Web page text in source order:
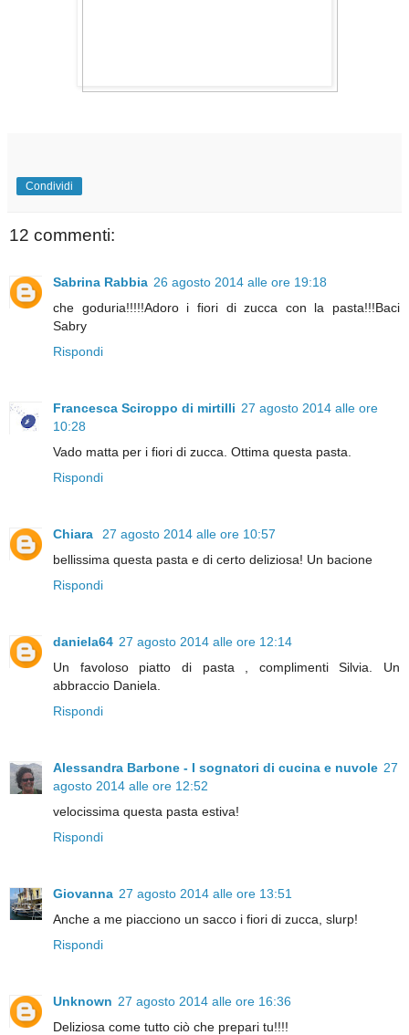
Condividi
12 commenti:
Sabrina Rabbia 26 agosto 2014 alle ore 19:18
che goduria!!!!!Adoro i fiori di zucca con la pasta!!!Baci
Sabry
Rispondi
Francesca Sciroppo di mirtilli 27 agosto 2014 alle ore
10:28
Vado matta per i fiori di zucca. Ottima questa pasta.
Rispondi
Chiara
27 agosto 2014 alle ore 10:57
bellissima questa pasta e di certo deliziosa! Un bacione
Rispondi
daniela64 27 agosto 2014 alle ore 12:14
Un favoloso piatto di pasta , complimenti Silvia. Un
abbraccio Daniela.
Rispondi
Alessandra Barbone - I sognatori di cucina e nuvole 27
agosto 2014 alle ore 12:52
velocissima questa pasta estiva!
Rispondi
Giovanna 27 agosto 2014 alle ore 13:51
Anche a me piacciono un sacco i fiori di zucca, slurp!
Rispondi
Unknown 27 agosto 2014 alle ore 16:36
Deliziosa come tutto ciò che prepari tu!!!!